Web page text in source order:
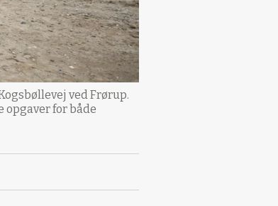
ved Frørup.
opgaver for både